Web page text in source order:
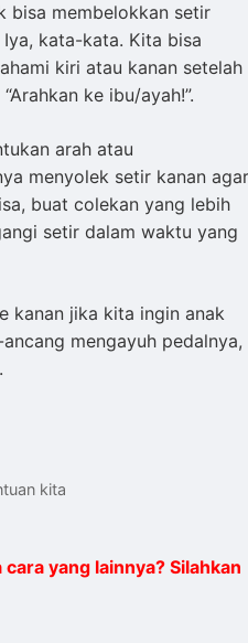
bisa membelokkan setir
kata-kata. Kita bisa
kiri atau kanan setelah
ke ibu/ayah!”.
arah atau
menyolek setir kanan agar
buat colekan yang lebih
setir dalam waktu yang
kanan jika kita ingin anak
mengayuh pedalnya,
kita
yang lainnya? Silahkan